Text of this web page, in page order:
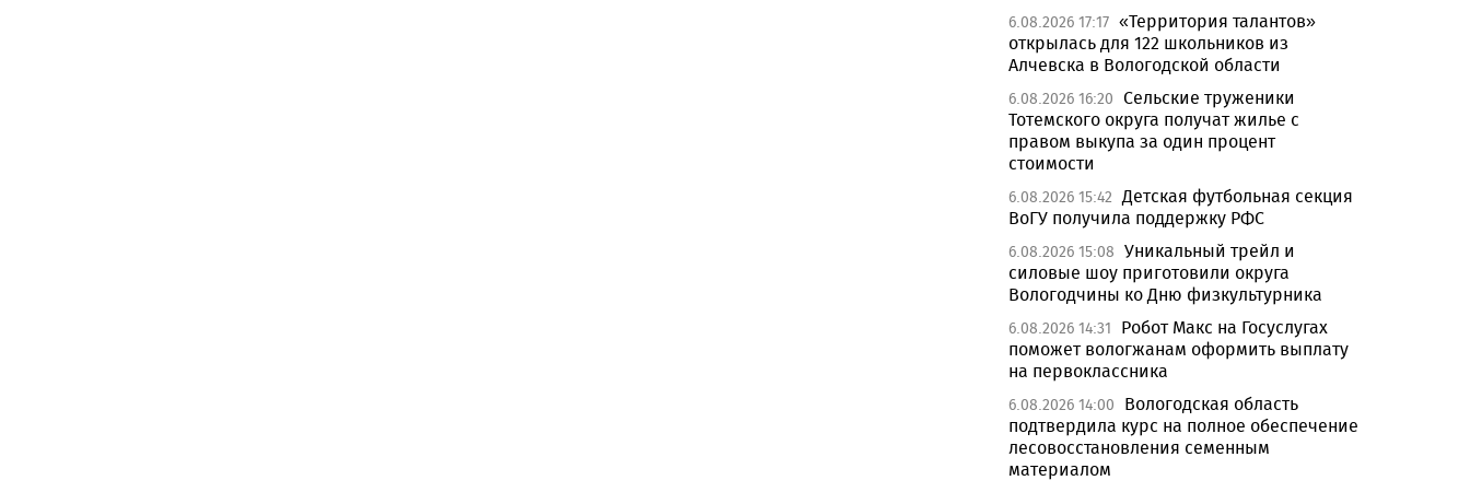
6.08.2026 17:17 «Территория талантов»
открылась для 122 школьников из
Алчевска в Вологодской области
6.08.2026 16:20 Сельские труженики
Тотемского округа получат жилье с
правом выкупа за один процент
стоимости
6.08.2026 15:42 Детская футбольная секция
ВоГУ получила поддержку РФС
6.08.2026 15:08 Уникальный трейл и
силовые шоу приготовили округа
Вологодчины ко Дню физкультурника
6.08.2026 14:31
Робот Макс на Госуслугах
поможет вологжанам оформить выплату
на первоклассника
6.08.2026 14:00
Вологодская область
подтвердила курс на полное обеспечение
лесовосстановления семенным
материалом